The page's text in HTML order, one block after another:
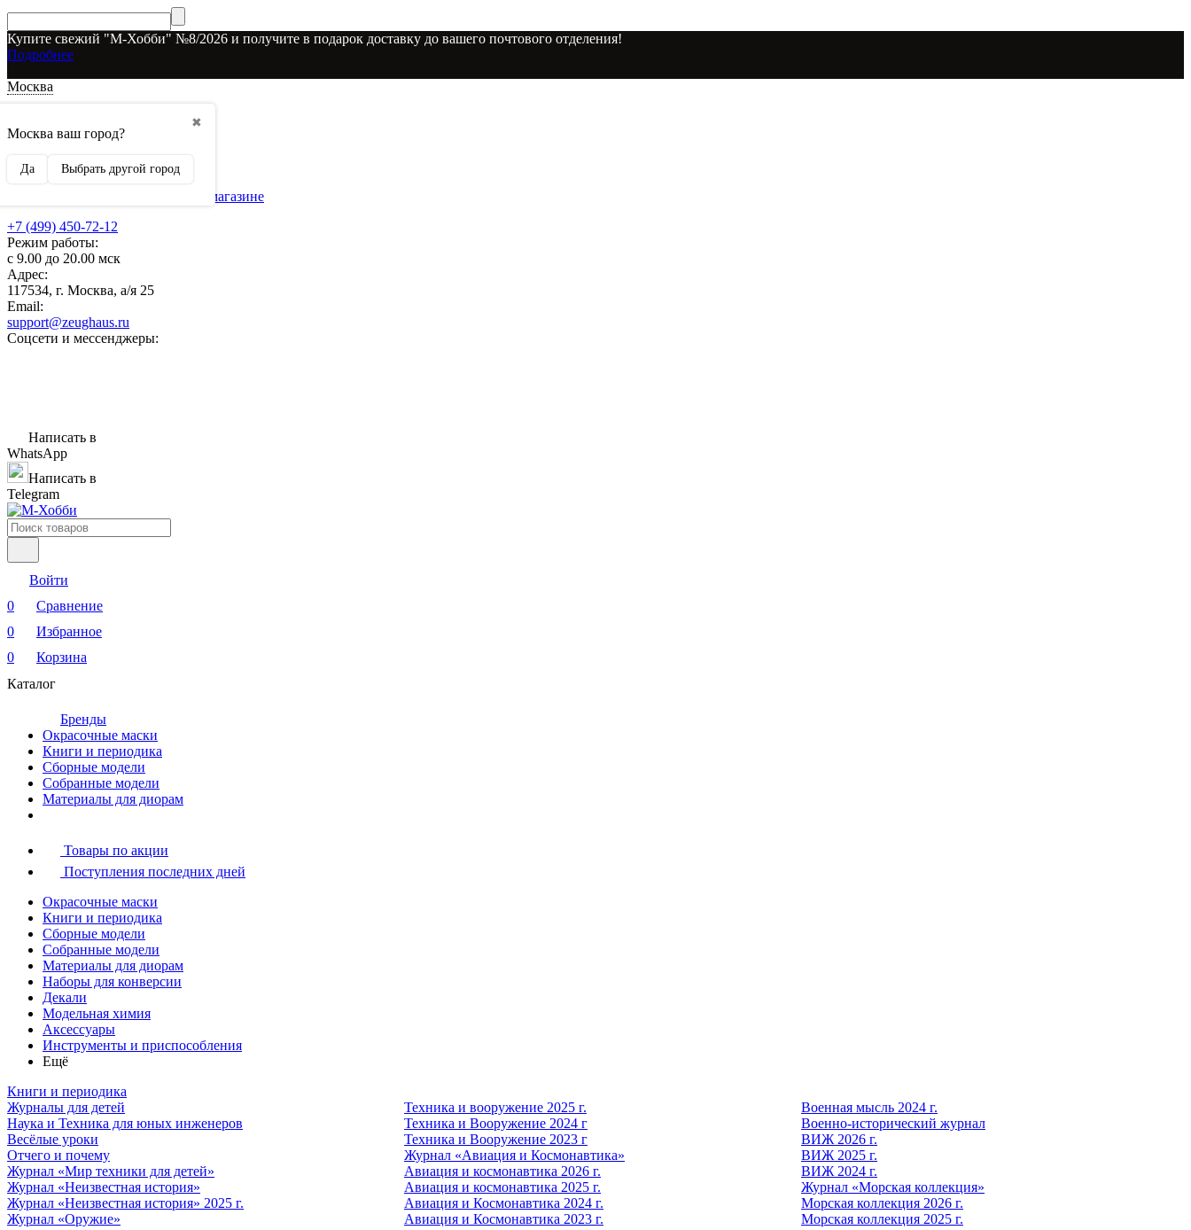
Купите свежий "М-Хобби" №8/2026 и получите в подарок доставку до вашего почтового отделения!
Подробнее
Москва
✖
Москва ваш город?
Да Выбрать другой город
О наших скидках
Рекламодателям
Бренды, представленные в магазине
+7 (499) 450-72-12
Режим работы:
с 9.00 до 20.00 мск
Адрес:
117534, г. Москва, а/я 25
Email:
support@zeughaus.ru
Соцсети и мессенджеры:
Написать в
WhatsApp
Написать в
Telegram
Войти
0
Сравнение
0
Избранное
0
Корзина
Каталог
Бренды
Окрасочные маски
Книги и периодика
Сборные модели
Собранные модели
Материалы для диорам
Товары по акции
Поступления последних дней
Окрасочные маски
Книги и периодика
Сборные модели
Собранные модели
Материалы для диорам
Наборы для конверсии
Декали
Модельная химия
Аксессуары
Инструменты и приспособления
Ещё
Книги и периодика
Журналы для детей
Наука и Техника для юных инженеров
Весёлые уроки
Отчего и почему
Журнал «Мир техники для детей»
Журнал «Неизвестная история»
Журнал «Неизвестная история» 2025 г.
Журнал «Оружие»
Техника и вооружение 2025 г.
Техника и Вооружение 2024 г
Техника и Вооружение 2023 г
Журнал «Авиация и Космонавтика»
Авиация и космонавтика 2026 г.
Авиация и космонавтика 2025 г.
Авиация и Космонавтика 2024 г.
Авиация и Космонавтика 2023 г.
Военная мысль 2024 г.
Военно-исторический журнал
ВИЖ 2026 г.
ВИЖ 2025 г.
ВИЖ 2024 г.
Журнал «Морская коллекция»
Морская коллекция 2026 г.
Морская коллекция 2025 г.